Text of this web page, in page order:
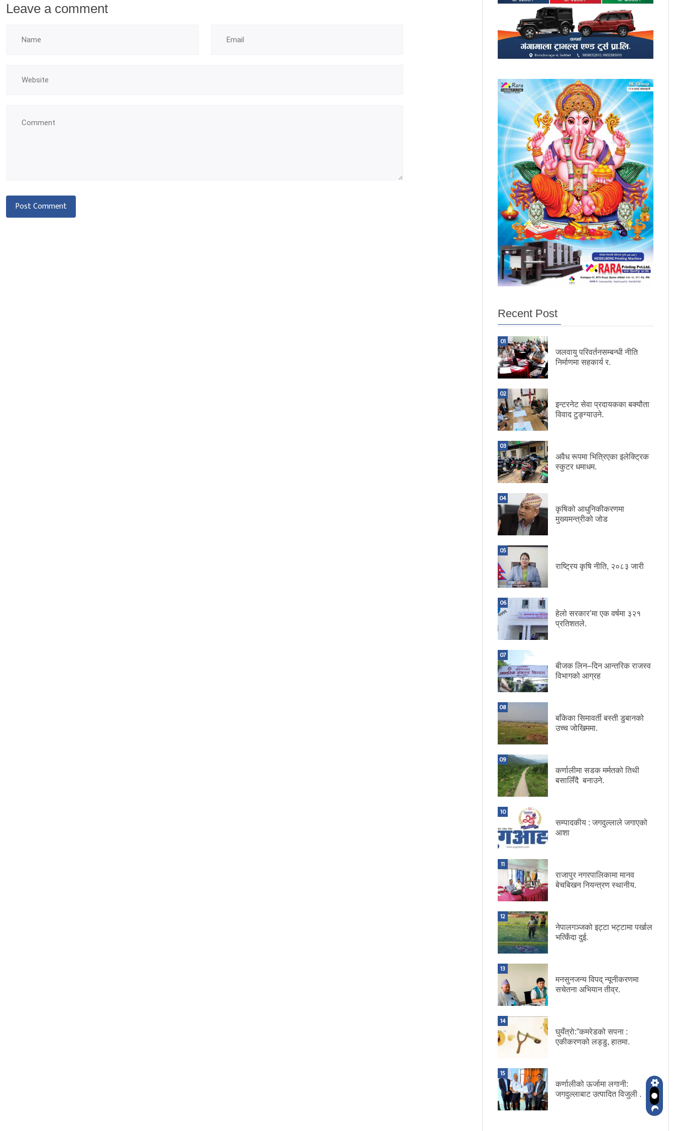
Leave a comment
Recent Post
01
जलवायु परिवर्तनसम्बन्धी नीति
निर्माणमा सहकार्य र.
02
इन्टरनेट सेवा प्रदायकका बक्यौता
विवाद टुङ्ग्याउने.
03
अवैध रूपमा भित्रिएका इलेक्ट्रिक
स्कुटर धमाधम.
04
कृषिको आधुनिकीकरणमा
मुख्यमन्त्रीको जोड
05
राष्ट्रिय कृषि नीति, २०८३ जारी
06
हेलो सरकार’मा एक वर्षमा ३२१
प्रतिशतले.
07
बीजक लिन–दिन आन्तरिक राजस्व
विभागको आग्रह
08
बाँकेका सिमावर्ती बस्ती डुबानको
उच्च जोखिममा.
09
कर्णालीमा सडक मर्मतको तिथी
बसालिँदै बनाउने.
10
सम्पादकीय : जगदुल्लाले जगाएको
आशा
11
राजापुर नगरपालिकामा मानव
बेचबिखन नियन्त्रण स्थानीय.
12
नेपालगञ्जको इट्टा भट्टामा पर्खाल
भत्किँदा दुई.
13
मनसुनजन्य विपद् न्यूनीकरणमा
सचेतना अभियान तीव्र.
14
घुयँत्राे:”कमरेडको सपना :
एकीकरणको लड्डु, हातमा.
15
कर्णालीको ऊर्जामा लगानी:
जगदुल्लाबाट उत्पादित विजुली .